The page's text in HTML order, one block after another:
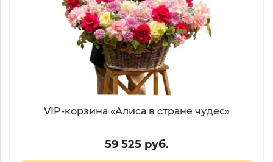
VIP-корзина «Алиса в стране чудес»
59 525 руб.